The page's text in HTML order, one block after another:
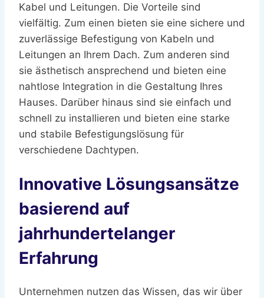
Kabel und Leitungen. Die Vorteile sind
vielfältig. Zum einen bieten sie eine sichere und
zuverlässige Befestigung von Kabeln und
Leitungen an Ihrem Dach. Zum anderen sind
sie ästhetisch ansprechend und bieten eine
nahtlose Integration in die Gestaltung Ihres
Hauses. Darüber hinaus sind sie einfach und
schnell zu installieren und bieten eine starke
und stabile Befestigungslösung für
verschiedene Dachtypen.
Innovative Lösungsansätze
basierend auf
jahrhundertelanger
Erfahrung
Unternehmen nutzen das Wissen, das wir über